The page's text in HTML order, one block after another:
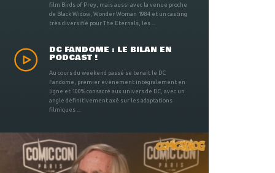
film Birds of Prey, mais aussi avec la venue proche
de Black Widow, Wonder Woman 1984 et un casting
très diversifié pour The Eternals, les ...
DC FANDOME : LE BILAN EN
PODCAST !
Au cours du weekend passé se tenait le DC
Fandome, premier évènement intégralement en
ligne et 100% consacré aux univers de DC, avec un
angle définitivement axé sur les adaptations
filmiques ...